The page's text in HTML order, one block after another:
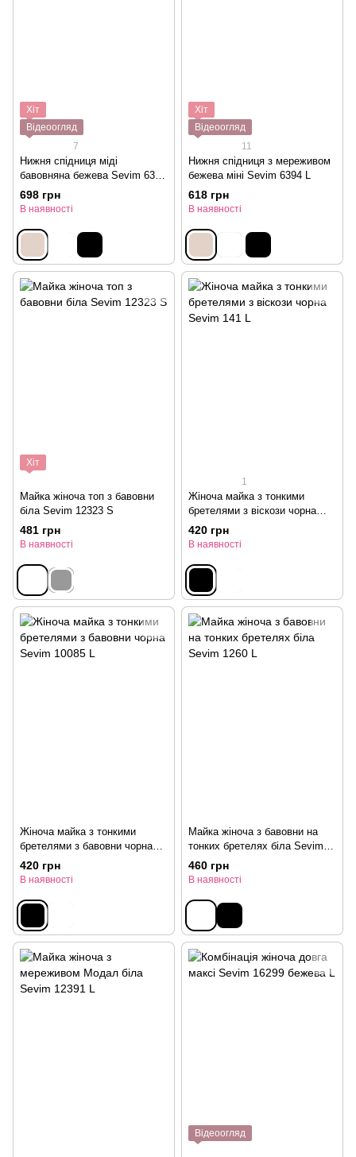
Хіт
Відеоогляд
7
Нижня спідниця міді
бавовняна бежева Sevim 6396
L
698 грн
В наявності
Хіт
Відеоогляд
11
Нижня спідниця з мереживом
бежева мiнi Sevim 6394 L
618 грн
В наявності
Хіт
Майка жіноча топ з бавовни
біла Sevim 12323 S
481 грн
В наявності
1
Жіноча майка з тонкими
бретелями з віскози чорна
Sevim 141 L
420 грн
В наявності
Жіноча майка з тонкими
бретелями з бавовни чорна
Sevim 10085 L
420 грн
В наявності
Майка жіноча з бавовни на
тонких бретелях біла Sevim
1260 L
460 грн
В наявності
Відеоогляд